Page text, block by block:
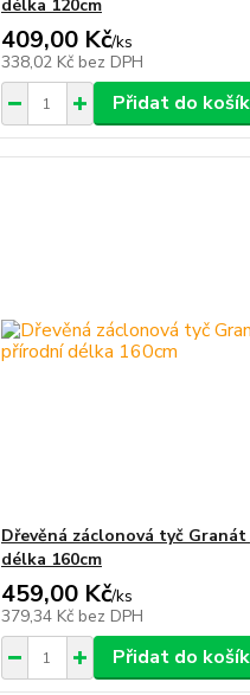
délka 120cm
409,00 Kč/ks
338,02 Kč bez DPH
Přidat do
Dřevěná záclonová tyč
délka 160cm
459,00 Kč/ks
379,34 Kč bez DPH
Přidat do